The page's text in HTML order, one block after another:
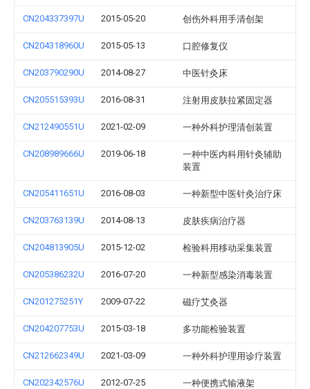
CN204337397U 2015-05-20 创伤外科用手清创架
CN204318960U 2015-05-13 口腔修复仪
CN203790290U 2014-08-27 中医针灸床
CN205515393U 2016-08-31 注射用皮肤拉紧固定器
CN212490551U 2021-02-09 一种外科护理清创装置
CN208989666U 2019-06-18
一种中医内科用针灸辅助
装置
CN205411651U 2016-08-03 一种新型中医针灸治疗床
CN203763139U 2014-08-13 皮肤疾病治疗器
CN204813905U 2015-12-02 检验科用移动采集装置
CN205386232U 2016-07-20 一种新型感染消毒装置
CN201275251Y 2009-07-22 磁疗艾灸器
CN204207753U 2015-03-18 多功能检验装置
CN212662349U 2021-03-09 一种外科护理用诊疗装置
CN202342576U 2012-07-25 一种便携式输液架